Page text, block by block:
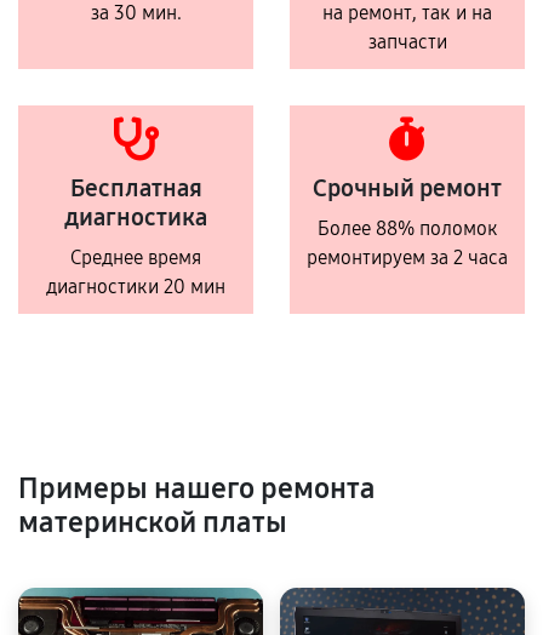
за 30 мин.
на ремонт, так и на
запчасти
Бесплатная
диагностика
Среднее время
диагностики 20 мин
Срочный ремонт
Более 88% поломок
ремонтируем за 2 часа
Примеры нашего ремонта
материнской платы